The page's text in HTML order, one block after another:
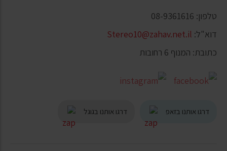
טלפון: 08-9361616
דוא"ל: Stereo10@zahav.net.il
כתובת: המנוף 6 רחובות
דרגו אותנו בזאפ דרגו אותנו בגוגל